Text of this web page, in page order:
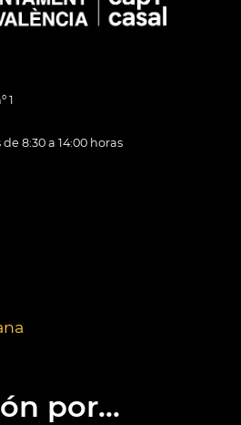
1
8:30 a 14:00 horas
por...